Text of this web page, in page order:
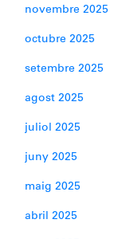
novembre 2025
octubre 2025
setembre 2025
agost 2025
juliol 2025
juny 2025
maig 2025
abril 2025